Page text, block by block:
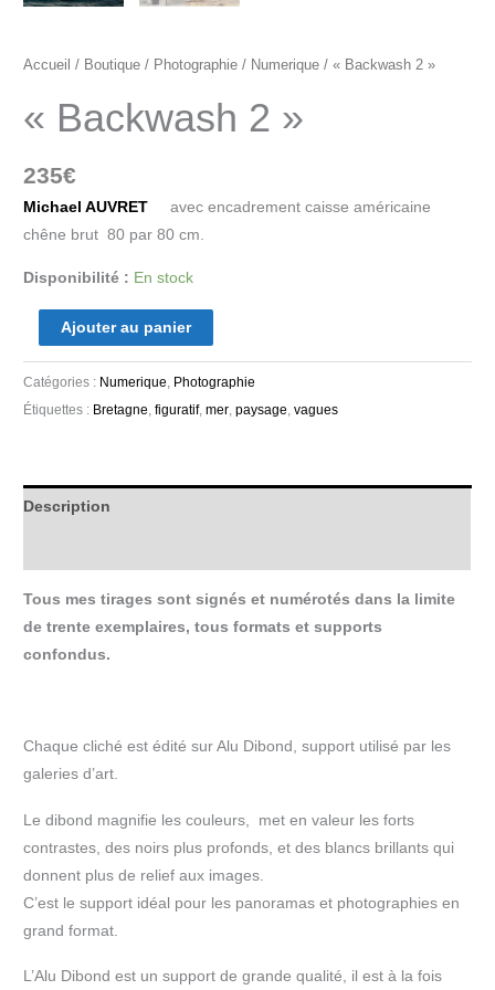
Accueil / Boutique / Photographie / Numerique / « Backwash 2 »
« Backwash 2 »
235€
Michael AUVRET
avec encadrement caisse américaine
chêne brut 80 par 80 cm.
Disponibilité : En stock
Ajouter au panier
Catégories : Numerique, Photographie
Étiquettes : Bretagne,figuratif,mer,paysage,vagues
Description
Tous mes tirages sont signés et numérotés dans la limite
de trente exemplaires, tous formats et supports
confondus.
Chaque cliché est édité sur Alu Dibond, support utilisé par les
galeries d’art.
Le dibond magnifie les couleurs, met en valeur les forts
contrastes, des noirs plus profonds, et des blancs brillants qui
donnent plus de relief aux images.
C’est le support idéal pour les panoramas et photographies en
grand format.
L’Alu Dibond est un support de grande qualité, il est à la fois